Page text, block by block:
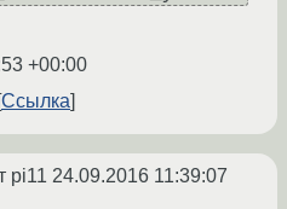
+00:00
Ссылка
pi11 24.09.2016 11:39:07